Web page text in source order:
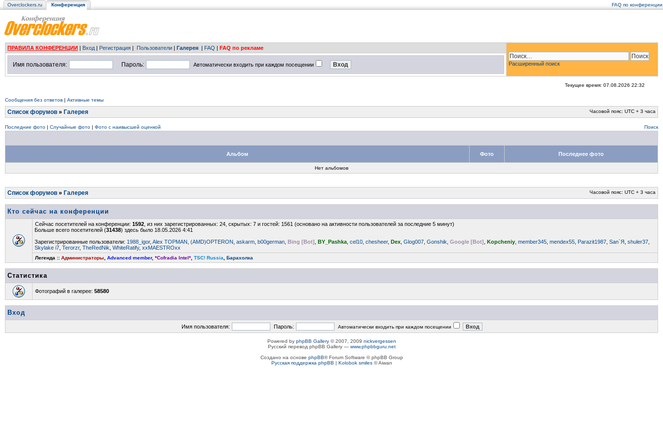
Overclockers.ru Конференция FAQ по конференции
ПРАВИЛА КОНФЕРЕНЦИИ | Вход | Регистрация | Пользователи | Галерея | FAQ | FAQ по рекламе
Расширенный поиск
Имя пользователя: Пароль: Автоматически входить при каждом посещении
Текущее время: 07.08.2026 22:32
Сообщения без ответов | Активные темы
Список форумов » Галерея Часовой пояс: UTC + 3 часа
Последние фото | Случайные фото | Фото с наивысшей оценкой Поиск
Альбом Фото Последнее фото
Нет альбомов
Список форумов » Галерея Часовой пояс: UTC + 3 часа
Кто сейчас на конференции
Сейчас посетителей на конференции: 1592 , из них зарегистрированных: 24, скрытых: 7 и гостей: 1561 (основано на активности пользователей за последние 5 минут)
Больше всего посетителей (31438) здесь было 18.05.2026 4:41
Зарегистрированные пользователи: 1988_igor, Alex TOPMAN (AMD)OPTERON askarm b00german Bing [Bot] BY_Pashka cel10 chesheer, Dex Glog007 Gonshik Google [Bot] Kopcheniy member345 mendex55 Parazit1987 San`Я shuler37
Skylake i7 Terorzr, TheRedNik WhiteRatify, xxMAESTROxx
Легенда :: Администраторы Advanced member, *Cofradia Intel* TSC! Russia Барахолка
Статистика
Фотографий в галерее: 58580
Вход
Имя пользователя: Пароль: Автоматически входить при каждом посещении
Powered by phpBB Gallery© 2007, 2009 nickvergessen
Русский перевод phpBB Gallery — www.phpbbguru.net
Создано на основе phpBB® Forum Software © phpBB Group
Русская поддержка phpBB | Kolobok smiles© Aiwan